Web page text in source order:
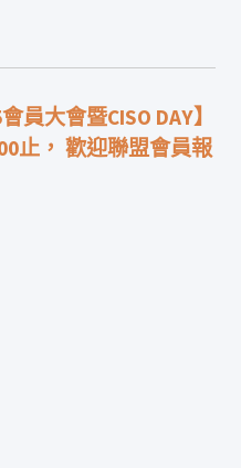
員大會暨CISO DAY】
止， 歡迎聯盟會員報